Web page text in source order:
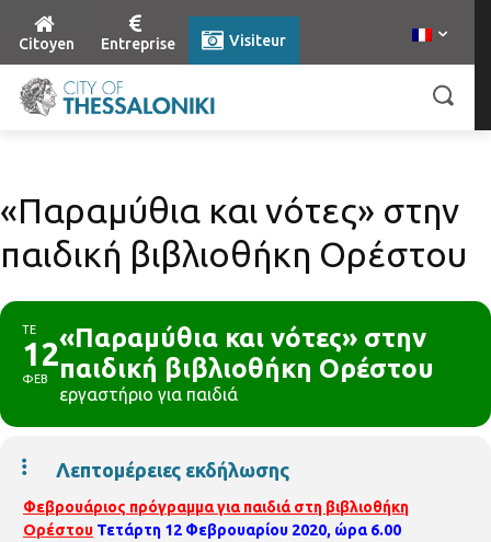
Citoyen Entreprise Visiteur
«Παραμύθια και νότες» στην
παιδική βιβλιοθήκη Ορέστου
ΤΕ
12
ΦΕΒ
«Παραμύθια και νότες» στην
παιδική βιβλιοθήκη Ορέστου
εργαστήριο για παιδιά
Λεπτομέρειες εκδήλωσης
Φεβρουάριος πρόγραμμα για παιδιά στη βιβλιοθήκη
Ορέστου Τετάρτη 12 Φεβρουαρίου 2020, ώρα 6.00